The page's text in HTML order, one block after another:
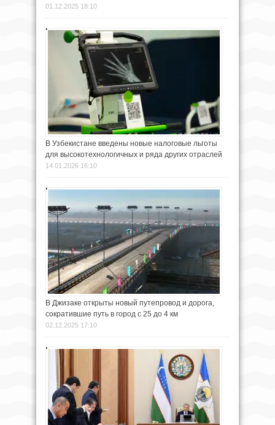
01.12.2025 18:10
В Узбекистане введены новые налоговые льготы
для высокотехнологичных и ряда других отраслей
14.01.2026 16:10
В Джизаке открыты новый путепровод и дорога,
сократившие путь в город с 25 до 4 км
02.12.2025 17:10